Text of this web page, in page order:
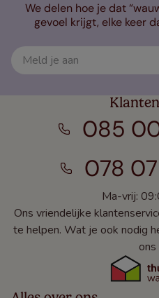
We delen hoe je dat
gevoel krijgt, elke keer
085
078
Ma-vrij:
Ons vriendelijke
te helpen. Wat je ook nodig
ons